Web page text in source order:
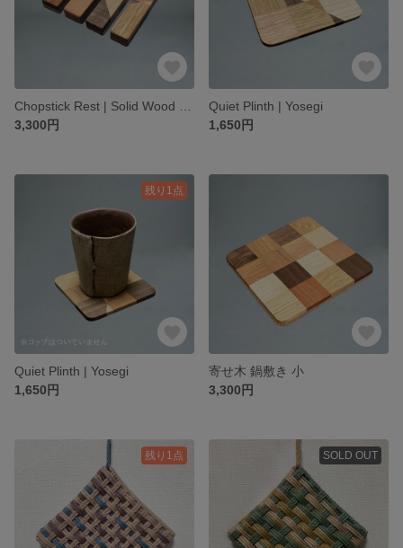
3,300円
Quiet Plinth | Yosegi
1,650円
残り1点
Quiet Plinth | Yosegi
1,650円
寄せ木 鍋敷き 小
3,300円
残り1点 SOLD OUT